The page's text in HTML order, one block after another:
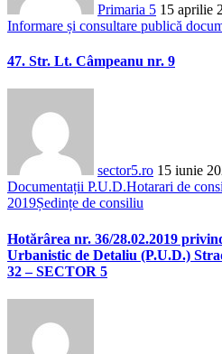
Primaria 5 15 aprilie
Informare și consultare publică
47. Str. Lt. Câmpeanu nr. 9
sector5.ro 15 iunie
Documentații P.U.D.Hotarari de
2019Ședințe de consiliu
Hotărârea nr. 36/28.02.2019
Urbanistic de Detaliu (P.U.D.)
32 – SECTOR 5